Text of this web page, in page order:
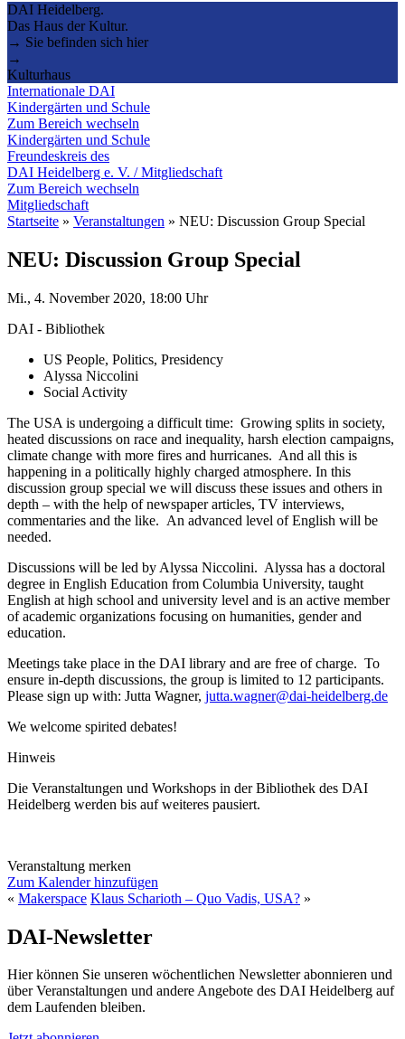
DAI Heidelberg.
Das Haus der Kultur.
→ Sie befinden sich hier
→
Kulturhaus
Internationale DAI
Kindergärten und Schule
Zum Bereich wechseln
Kindergärten und Schule
Freundeskreis des
DAI Heidelberg e. V. / Mitgliedschaft
Zum Bereich wechseln
Mitgliedschaft
Startseite » Veranstaltungen » NEU: Discussion Group Special
NEU: Discussion Group Special
Mi., 4. November 2020, 18:00 Uhr
DAI - Bibliothek
US People, Politics, Presidency
Alyssa Niccolini
Social Activity
The USA is undergoing a difficult time: Growing splits in society,
heated discussions on race and inequality, harsh election campaigns,
climate change with more fires and hurricanes. And all this is
happening in a politically highly charged atmosphere. In this
discussion group special we will discuss these issues and others in
depth – with the help of newspaper articles, TV interviews,
commentaries and the like. An advanced level of English will be
needed.
Discussions will be led by Alyssa Niccolini. Alyssa has a doctoral
degree in English Education from Columbia University, taught
English at high school and university level and is an active member
of academic organizations focusing on humanities, gender and
education.
Meetings take place in the DAI library and are free of charge. To
ensure in-depth discussions, the group is limited to 12 participants.
Please sign up with: Jutta Wagner, jutta.wagner@dai-heidelberg.de
We welcome spirited debates!
Hinweis
Die Veranstaltungen und Workshops in der Bibliothek des DAI
Heidelberg werden bis auf weiteres pausiert.
Veranstaltung merken
Zum Kalender hinzufügen
« Makerspace Klaus Scharioth – Quo Vadis, USA? »
DAI-Newsletter
Hier können Sie unseren wöchentlichen Newsletter abonnieren und
über Veranstaltungen und andere Angebote des DAI Heidelberg auf
dem Laufenden bleiben.